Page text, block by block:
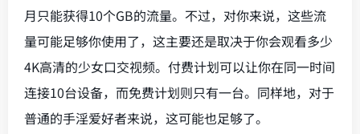
月只能获得10个GB的流量。不过，对你来说，这些流
量可能足够你使用了，这主要还是取决于你会观看多少
4K高清的少女口交视频。付费计划可以让你在同一时间
连接10台设备，而免费计划则只有一台。同样地，对于
普通的手淫爱好者来说，这可能也足够了。